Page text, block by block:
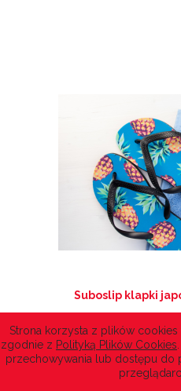
Strona korzysta z plików cookies
zgodnie z Polityką Plików Cookies
przechowywania lub dostępu do
Suboslip klapki
(netto: